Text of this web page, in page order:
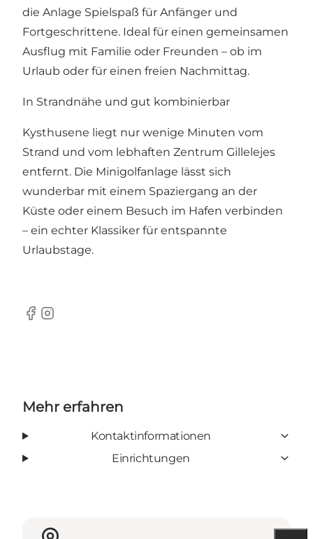
die Anlage Spielspaß für Anfänger und
Fortgeschrittene. Ideal für einen gemeinsamen
Ausflug mit Familie oder Freunden – ob im
Urlaub oder für einen freien Nachmittag.
In Strandnähe und gut kombinierbar
Kysthusene liegt nur wenige Minuten vom
Strand und vom lebhaften Zentrum Gillelejes
entfernt. Die Minigolfanlage lässt sich
wunderbar mit einem Spaziergang an der
Küste oder einem Besuch im Hafen verbinden
– ein echter Klassiker für entspannte
Urlaubstage.
Facebook
Instagram
Mehr erfahren
Kontaktinformationen
Einrichtungen